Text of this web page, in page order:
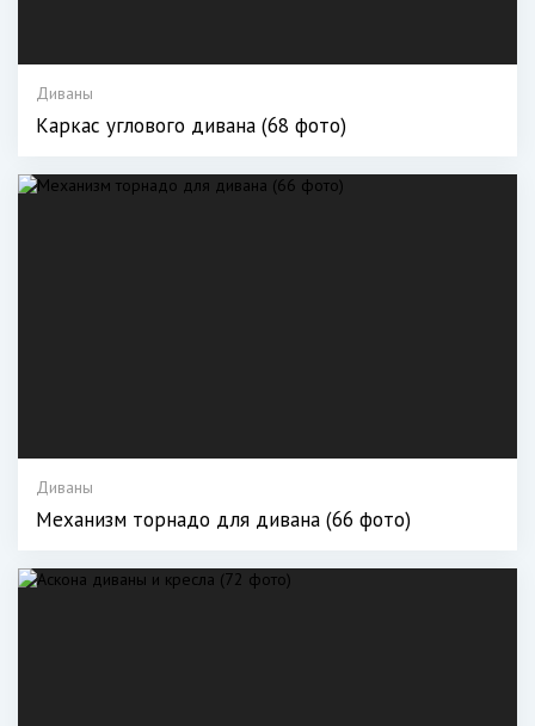
Диваны
Каркас углового дивана (68 фото)
Диваны
Механизм торнадо для дивана (66 фото)